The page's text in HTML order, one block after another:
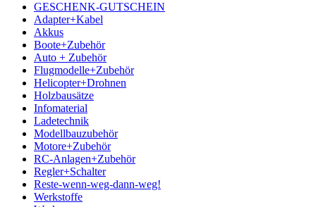
GESCHENK-GUTSCHEIN
Adapter+Kabel
Akkus
Boote+Zubehör
Auto + Zubehör
Flugmodelle+Zubehör
Helicopter+Drohnen
Holzbausätze
Infomaterial
Ladetechnik
Modellbauzubehör
Motore+Zubehör
RC-Anlagen+Zubehör
Regler+Schalter
Reste-wenn-weg-dann-weg!
Werkstoffe